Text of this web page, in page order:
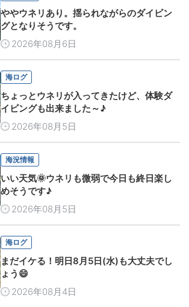
ややウネリあり。揺られながらのダイビン
グとなりそうです。
2026年08月6日
海ログ
ちょっとウネリが入ってきたけど、体験ダ
イビングも出来ました～♪
2026年08月5日
海況情報
いい天気🌞ウネリも微弱で今日も終日楽し
めそうです♪
2026年08月5日
海ログ
まだイケる！明日8月5日(水)も大丈夫でし
ょう😄
2026年08月4日